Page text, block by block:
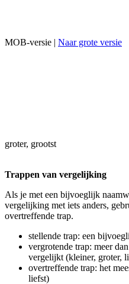
MOB-versie | Naar grote versie
groter, grootst
Trappen van vergelijking
Als je met een bijvoeglijk
vergelijking met iets anders,
overtreffende trap.
stellende trap: een
vergrotende trap: meer
vergelijkt (kleiner, groter,
overtreffende trap: het
liefst)